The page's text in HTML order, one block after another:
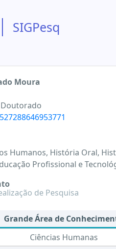
SIGPesq
Moura
Doutorado
Humanos, História Oral,
Profissional e
de Pesquisa
Grande Área de
Ciências Humanas